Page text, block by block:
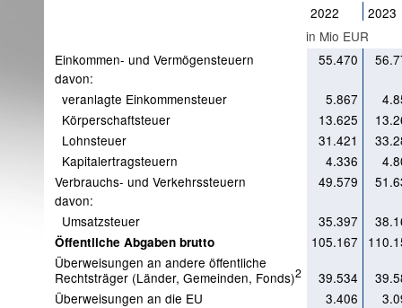
2022
2023
in Mio EUR
Einkommen- und Vermögensteuern
55.470
davon:
veranlagte Einkommensteuer
5.867
Körperschaftsteuer
13.625
Lohnsteuer
31.421
Kapitalertragsteuern
4.336
Verbrauchs- und Verkehrssteuern
49.579
davon:
Umsatzsteuer
35.397
Öffentliche Abgaben brutto 105.167
Überweisungen an andere öffentliche
Rechtsträger (Länder, Gemeinden, Fonds)2 39.534
Überweisungen an die EU
3.406